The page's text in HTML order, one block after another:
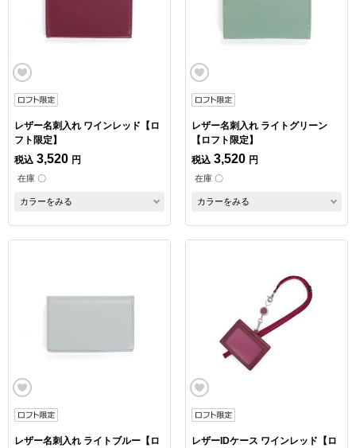
レザー名刺入れ ワインレッド【ロ
フト限定】
税込 3,520 円
在庫 〇
カラーをみる
レザー名刺入れ ライトグリーン
【ロフト限定】
税込 3,520 円
在庫 〇
カラーをみる
レザー名刺入れ ライトブルー【ロ
レザーIDケース ワインレッド【ロ